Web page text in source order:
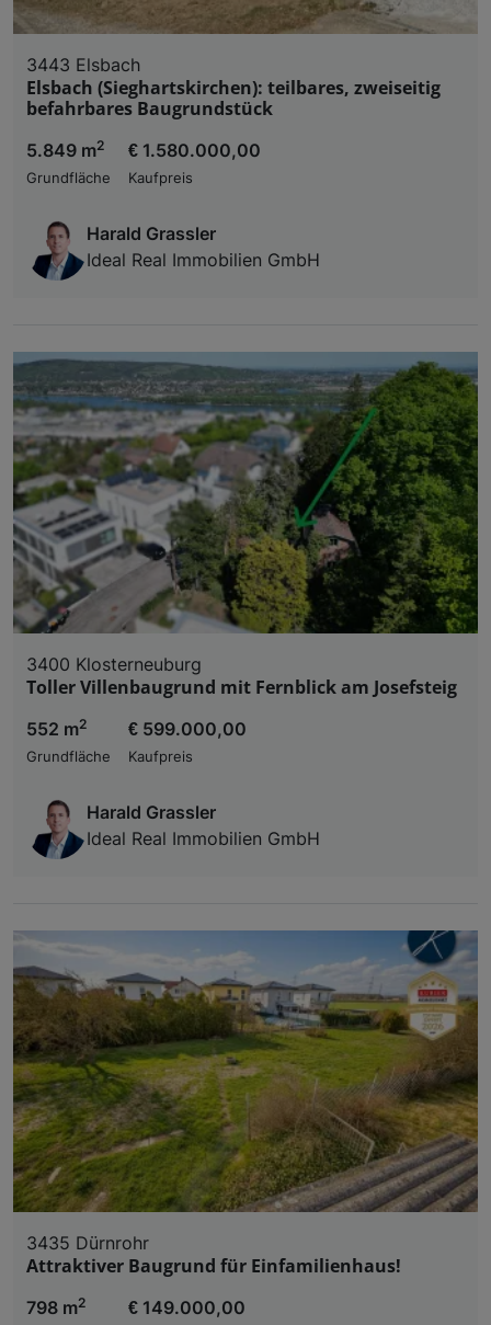
3443 Elsbach
Elsbach (Sieghartskirchen): teilbares, zweiseitig
befahrbares Baugrundstück
5.849 m2
Grundfläche
€ 1.580.000,00
Kaufpreis
Harald Grassler
Ideal Real Immobilien GmbH
3400 Klosterneuburg
Toller Villenbaugrund mit Fernblick am Josefsteig
552 m2
Grundfläche
€ 599.000,00
Kaufpreis
Harald Grassler
Ideal Real Immobilien GmbH
3435 Dürnrohr
Attraktiver Baugrund für Einfamilienhaus!
798 m2
€ 149.000,00